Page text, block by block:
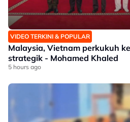
VIDEO TERKINI & POPULAR
Malaysia, Vietnam perkukuh
strategik - Mohamed Khaled
5 hours ago